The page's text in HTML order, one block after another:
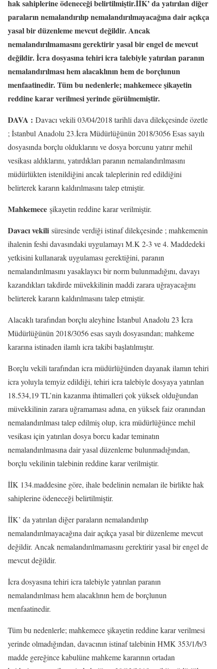
hak sahiplerine ödeneceği belirtilmiştir.İİK’ da yatırılan diğer
paraların nemalandırılıp nemalandırılmayacağına dair açıkça
yasal bir düzenleme mevcut değildir. Ancak
nemalandırılmamasını gerektirir yasal bir engel de mevcut
değildir. İcra dosyasına tehiri icra talebiyle yatırılan paranın
nemalandırılması hem alacaklının hem de borçlunun
menfaatinedir. Tüm bu nedenlerle; mahkemece şikayetin
reddine karar verilmesi yerinde görülmemiştir.
DAVA : Davacı vekili 03/04/2018 tarihli dava dilekçesinde özetle
; İstanbul Anadolu 23.İcra Müdürlüğünün 2018/3056 Esas sayılı
dosyasında borçlu olduklarını ve dosya borcunu yatırır mehil
vesikası aldıklarını, yatırdıkları paranın nemalandırılmasını
müdürlükten istenildiğini ancak taleplerinin red edildiğini
belirterek kararın kaldırılmasını talep etmiştir.
Mahkemece şikayetin reddine karar verilmiştir.
Davacı vekili süresinde verdiği istinaf dilekçesinde ; mahkemenin
ihalenin feshi davasındaki uygulamayı M.K 2-3 ve 4. Maddedeki
yetkisini kullanarak uygulaması gerektiğini, paranın
nemalandırılmasını yasaklayıcı bir norm bulunmadığını, davayı
kazandıkları takdirde müvekkilinin maddi zarara uğrayacağını
belirterek kararın kaldırılmasını talep etmiştir.
Alacaklı tarafından borçlu aleyhine İstanbul Anadolu 23 İcra
Müdürlüğünün 2018/3056 esas sayılı dosyasından; mahkeme
kararına istinaden ilamlı icra takibi başlatılmıştır.
Borçlu vekili tarafından icra müdürlüğünden dayanak ilamın tehiri
icra yoluyla temyiz edildiği, tehiri icra talebiyle dosyaya yatırılan
18.534,19 TL’nin kazanma ihtimalleri çok yüksek olduğundan
müvekkilinin zarara uğramaması adına, en yüksek faiz oranından
nemalandırılması talep edilmiş olup, icra müdürlüğünce mehil
vesikası için yatırılan dosya borcu kadar teminatın
nemalandırılmasına dair yasal düzenleme bulunmadığından,
borçlu vekilinin talebinin reddine karar verilmiştir.
İİK 134.maddesine göre, ihale bedelinin nemaları ile birlikte hak
sahiplerine ödeneceği belirtilmiştir.
İİK’ da yatırılan diğer paraların nemalandırılıp
nemalandırılmayacağına dair açıkça yasal bir düzenleme mevcut
değildir. Ancak nemalandırılmamasını gerektirir yasal bir engel de
mevcut değildir.
İcra dosyasına tehiri icra talebiyle yatırılan paranın
nemalandırılması hem alacaklının hem de borçlunun
menfaatinedir.
Tüm bu nedenlerle; mahkemece şikayetin reddine karar verilmesi
yerinde olmadığından, davacının istinaf talebinin HMK 353/1/b/3
madde gereğince kabulüne mahkeme kararının ortadan